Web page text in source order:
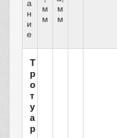
а
н
и
е
м
м
м
м
Т
р
о
т
у
а
р